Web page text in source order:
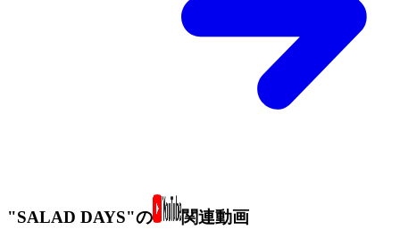
"SALAD DAYS"の 関連動画